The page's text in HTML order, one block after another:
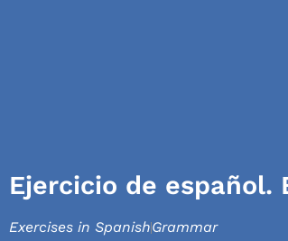
Ejercicio de español.
Exercises in SpanishGrammar